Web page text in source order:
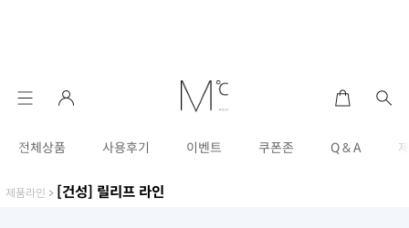
전체상품 사용후기 이벤트 쿠폰존 Q & A
제품라인 > [건성] 릴리프 라인